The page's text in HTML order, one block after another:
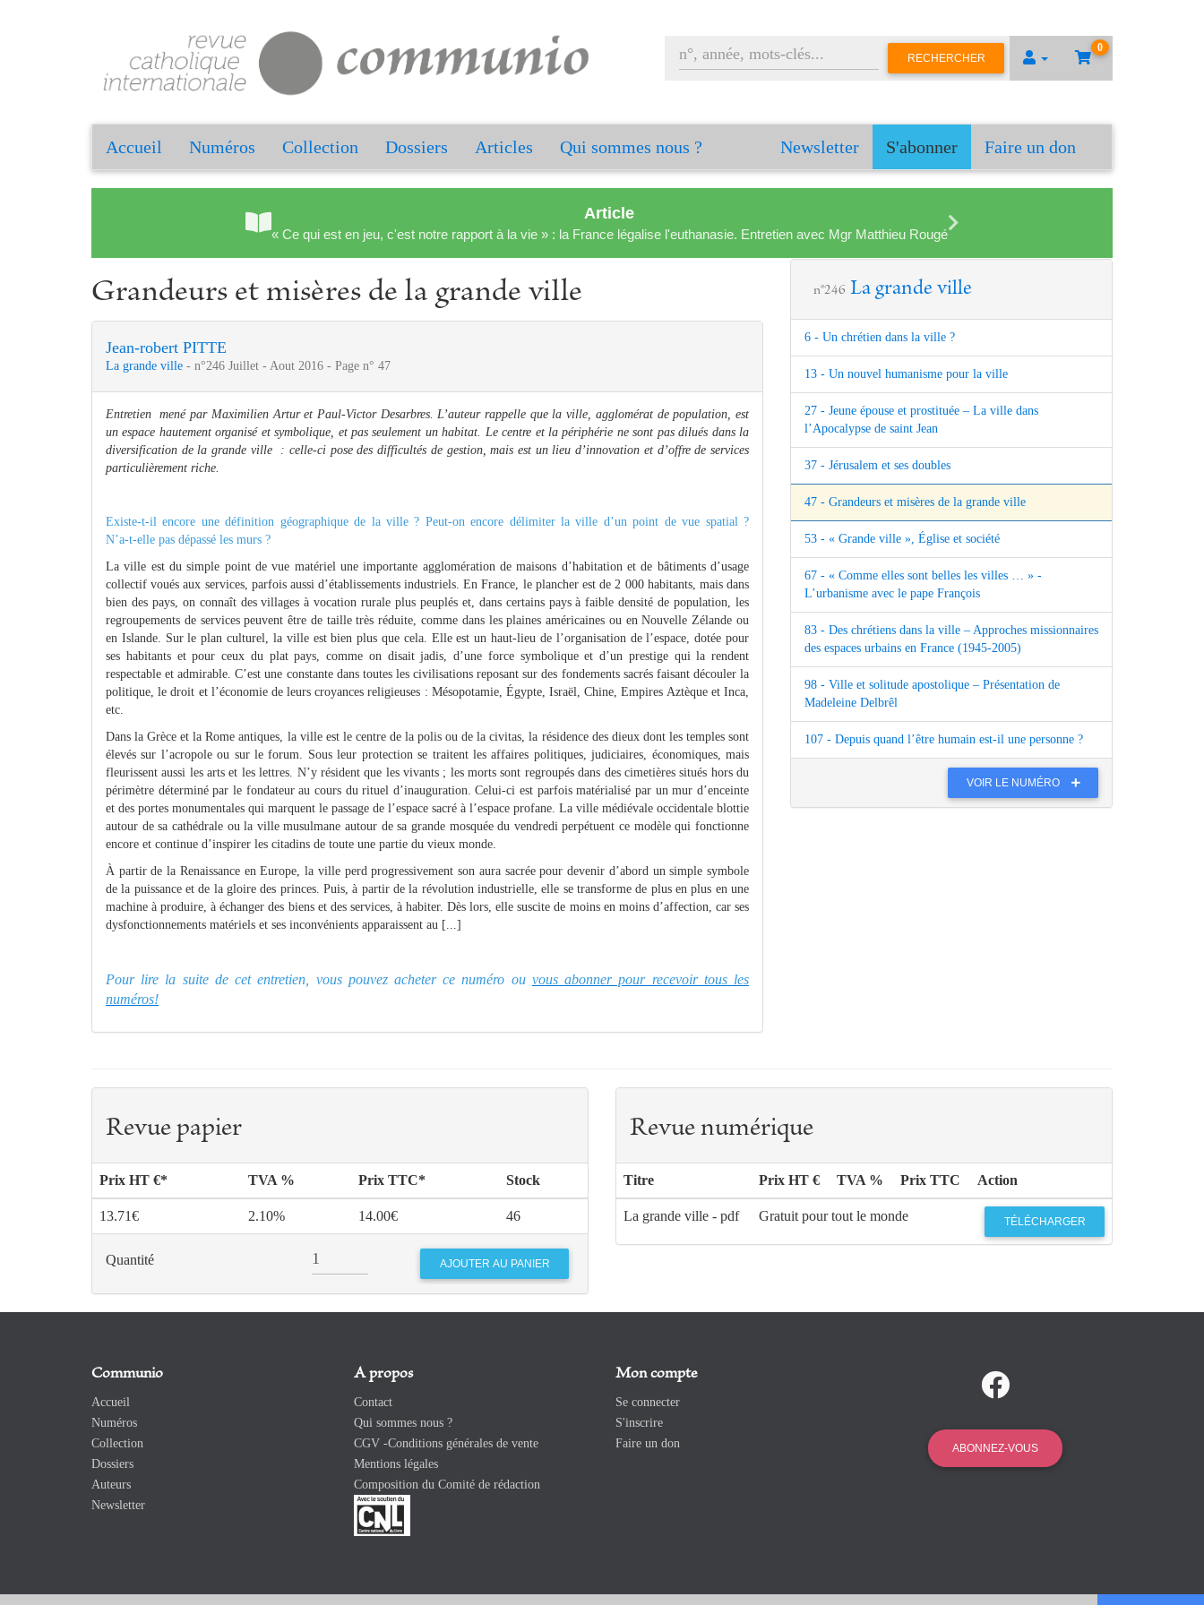
0
RECHERCHER
Accueil Numéros Collection Dossiers Articles Qui sommes nous ? Newsletter S'abonner Faire un don
Article
« Ce qui est en jeu, c'est notre rapport à la vie » : la France légalise l'euthanasie. Entretien avec Mgr Matthieu Rougé
Grandeurs et misères de la grande ville
Jean‑robert PITTE
La grande ville - n°246 Juillet - Aout 2016 - Page n° 47
Entretien mené par Maximilien Artur et Paul‑Victor Desarbres. L’auteur rappelle que la ville, agglomérat de population, est
un espace hautement organisé et symbolique, et pas seulement un habitat. Le centre et la périphérie ne sont pas dilués dans la
diversification de la grande ville : celle‑ci pose des difficultés de gestion, mais est un lieu d’innovation et d’offre de services
particulièrement riche.
Existe‑t‑il encore une définition géographique de la ville ? Peut‑on encore délimiter la ville d’un point de vue spatial ?
N’a‑t‑elle pas dépassé les murs ?
La ville est du simple point de vue matériel une importante agglomération de maisons d’habitation et de bâtiments d’usage
collectif voués aux services, parfois aussi d’établissements industriels. En France, le plancher est de 2 000 habitants, mais dans
bien des pays, on connaît des villages à vocation rurale plus peuplés et, dans certains pays à faible densité de population, les
regroupements de services peuvent être de taille très réduite, comme dans les plaines américaines ou en Nouvelle Zélande ou
en Islande. Sur le plan culturel, la ville est bien plus que cela. Elle est un haut‑lieu de l’organisation de l’espace, dotée pour
ses habitants et pour ceux du plat pays, comme on disait jadis, d’une force symbolique et d’un prestige qui la rendent
respectable et admirable. C’est une constante dans toutes les civilisations reposant sur des fondements sacrés faisant découler la
politique, le droit et l’économie de leurs croyances religieuses : Mésopotamie, Égypte, Israël, Chine, Empires Aztèque et Inca,
etc.
Dans la Grèce et la Rome antiques, la ville est le centre de la polis ou de la civitas, la résidence des dieux dont les temples sont
élevés sur l’acropole ou sur le forum. Sous leur protection se traitent les affaires politiques, judiciaires, économiques, mais
fleurissent aussi les arts et les lettres. N’y résident que les vivants ; les morts sont regroupés dans des cimetières situés hors du
périmètre déterminé par le fondateur au cours du rituel d’inauguration. Celui‑ci est parfois matérialisé par un mur d’enceinte
et des portes monumentales qui marquent le passage de l’espace sacré à l’espace profane. La ville médiévale occidentale blottie
autour de sa cathédrale ou la ville musulmane autour de sa grande mosquée du vendredi perpétuent ce modèle qui fonctionne
encore et continue d’inspirer les citadins de toute une partie du vieux monde.
À partir de la Renaissance en Europe, la ville perd progressivement son aura sacrée pour devenir d’abord un simple symbole
de la puissance et de la gloire des princes. Puis, à partir de la révolution industrielle, elle se transforme de plus en plus en une
machine à produire, à échanger des biens et des services, à habiter. Dès lors, elle suscite de moins en moins d’affection, car ses
dysfonctionnements matériels et ses inconvénients apparaissent au [...]
Pour lire la suite de cet entretien, vous pouvez acheter ce numéro ou vous abonner pour recevoir tous les
numéros!
n°246 La grande ville
6 - Un chrétien dans la ville ?
13 - Un nouvel humanisme pour la ville
27 - Jeune épouse et prostituée – La ville dans
l’Apocalypse de saint Jean
37 - Jérusalem et ses doubles
47 - Grandeurs et misères de la grande ville
53 - « Grande ville », Église et société
67 - « Comme elles sont belles les villes … » -
L’urbanisme avec le pape François
83 - Des chrétiens dans la ville – Approches missionnaires
des espaces urbains en France (1945‑2005)
98 - Ville et solitude apostolique – Présentation de
Madeleine Delbrêl
107 - Depuis quand l’être humain est‑il une personne ?
VOIR LE NUMÉRO
Revue papier
Prix HT €* TVA % Prix TTC* Stock
13.71€ 2.10% 14.00€ 46
Quantité
Revue numérique
Titre Prix HT € TVA % Prix TTC Action
La grande ville - pdf Gratuit pour tout le monde TÉLÉCHARGER
Communio
Accueil
Numéros
Collection
Dossiers
Auteurs
Newsletter
A propos
Contact
Qui sommes nous ?
CGV -Conditions générales de vente
Mentions légales
Composition du Comité de rédaction
Mon compte
Se connecter
S'inscrire
Faire un don
ABONNEZ-VOUS